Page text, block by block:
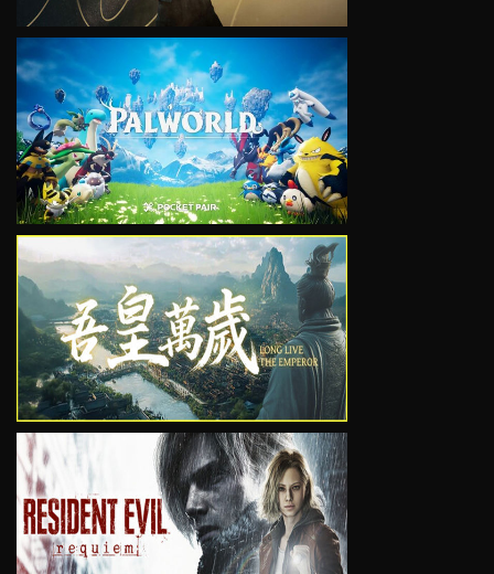
VIEW
VIEW
VIEW